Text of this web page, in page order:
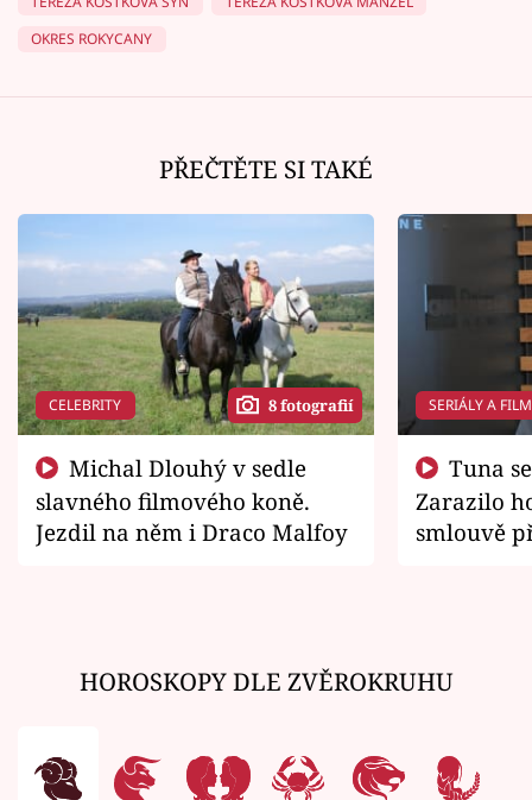
OKRES ROKYCANY
PŘEČTĚTE SI TAKÉ
CELEBRITY 8 fotografií
slavného filmového koně.
Jezdil na něm i Draco Malfoy
SERIÁLY A
Zarazilo
smlouvě
HOROSKOPY DLE ZVĚROKRUHU